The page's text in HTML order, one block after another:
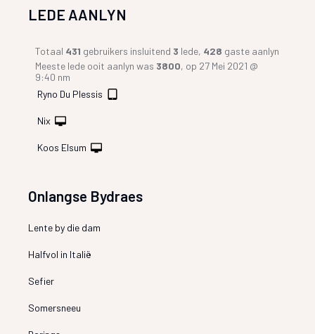
LEDE AANLYN
Totaal 431 gebruikers insluitend 3 lede, 428 gaste aanlyn
Meeste lede ooit aanlyn was 3800, op 27 Mei 2021 @
9:40 nm
Ryno Du Plessis
Nix
Koos Elsum
Onlangse Bydraes
Lente by die dam
Halfvol in Italië
Sefier
Somersneeu